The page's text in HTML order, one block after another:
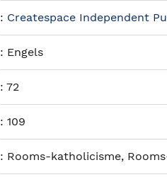
: Createspace Independent
: Engels
:72
:109
: Rooms-katholicisme,